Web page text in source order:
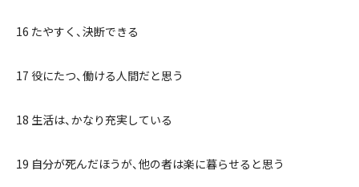
16 たやすく、決断できる
17 役にたつ、働ける人間だと思う
18 生活は、かなり充実している
19 自分が死んだほうが、他の者は楽に暮らせると思う